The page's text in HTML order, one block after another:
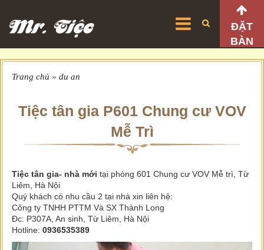
ĐẶT
BÀN
Trang chủ » du an
Tiệc tân gia P601 Chung cư VOV
Mễ Trì
Tiệc tân gia- nhà mới tại phòng 601 Chung cư VOV Mễ trì, Từ
Liêm, Hà Nội
Quý khách có nhu cầu 2 tại nhà xin liên hệ:
Công ty TNHH PTTM Và SX Thành Long
Đc: P307A, An sinh, Từ Liêm, Hà Nội
Hotline: 0936535389